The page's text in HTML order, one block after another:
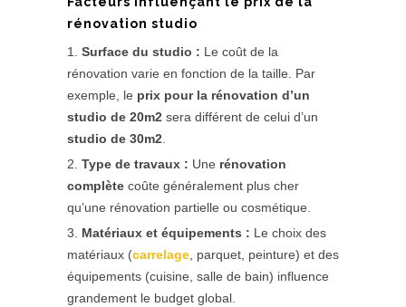
rénovation studio
Surface du studio : Le coût de la
rénovation varie en fonction de la taille. Par
exemple, le prix pour la rénovation d’un
studio de 20m2 sera différent de celui d’un
studio de 30m2
Type de travaux : Une rénovation
complète coûte généralement plus cher
qu’une rénovation partielle ou cosmétique.
Matériaux et équipements : Le choix des
matériaux (carrelage , parquet, peinture) et des
équipements (cuisine, salle de bain) influence
grandement le budget global.